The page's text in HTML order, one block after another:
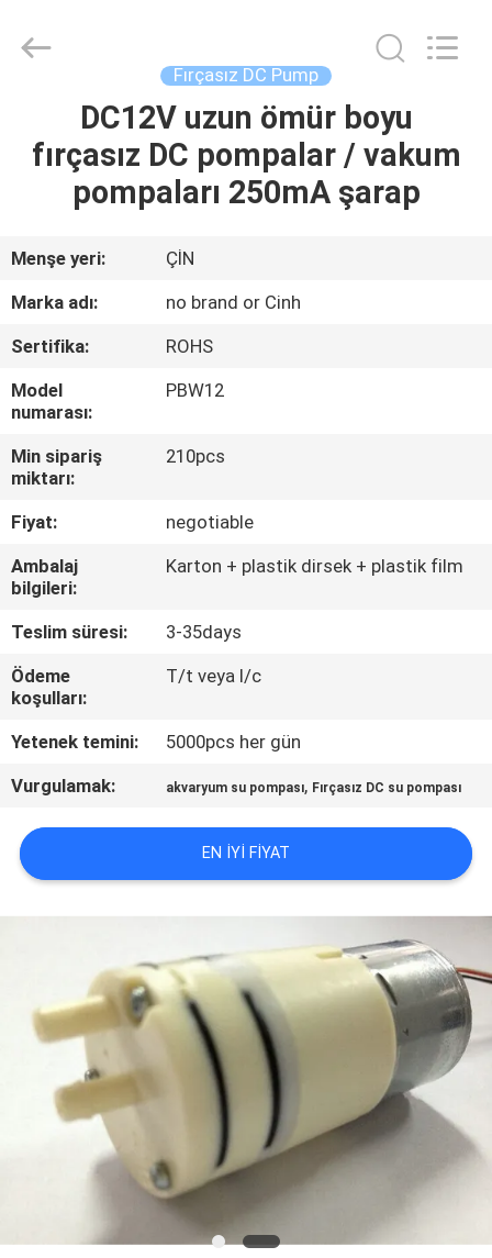
ÜRÜN:%
HAKKIMIZDA
FABRIKA
TURU
KALITE
KONTROL
BIZE
ULAŞIN
HABERLER
SITE
HARITASI
PRIVACY
co.,limited.
Fırçasız DC Pump
DC12V uzun ömür boyu
fırçasız DC pompalar / vakum
pompaları 250mA şarap
Menşe yeri:
ÇİN
Marka adı:
no brand or Cinh
Sertifika:
ROHS
Model
numarası:
PBW12
Min sipariş
miktarı:
210pcs
Fiyat:
negotiable
Ambalaj
bilgileri:
Karton + plastik dirsek + plastik film
Teslim süresi:
3-35days
Ödeme
koşulları:
T/t veya l/c
Yetenek temini:
5000pcs her gün
Vurgulamak:
akvaryum su pompası, Fırçasız DC su pompası
EN IYI FIYAT